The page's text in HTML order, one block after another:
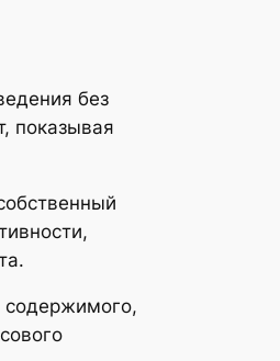
без
показывая
содержимого,